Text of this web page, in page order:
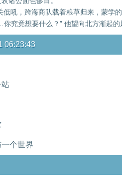
吼，跨海商队载着粮草归来，蒙学
究竟想要什么？” 他望向北方渐起
06:23:43
站
个世界